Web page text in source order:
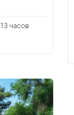
13 часов